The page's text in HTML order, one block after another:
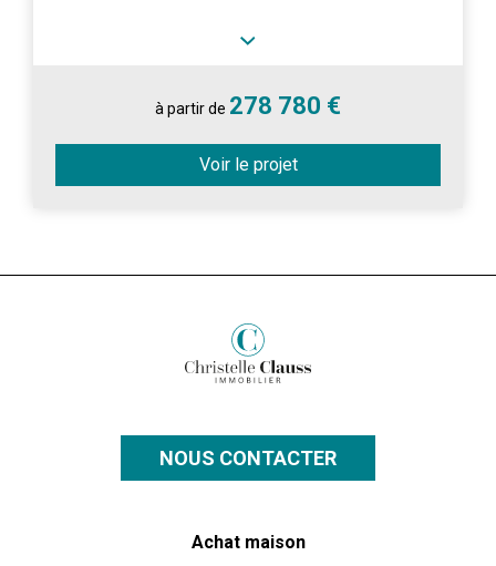
à partir de 278 780 €
Voir le projet
NOUS CONTACTER
Achat maison